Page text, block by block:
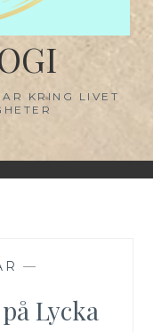
KRING LIVET
—
Lycka